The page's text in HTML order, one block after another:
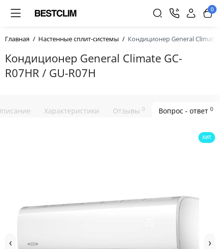
0
Главная Настенные сплит-системы Кондиционер General Climate
Кондиционер General Climate GC-
R07HR / GU-R07H
Характеристики Отзывы 0 Вопрос - ответ 0
ХИТ